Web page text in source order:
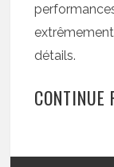
détails.
CONTINUE